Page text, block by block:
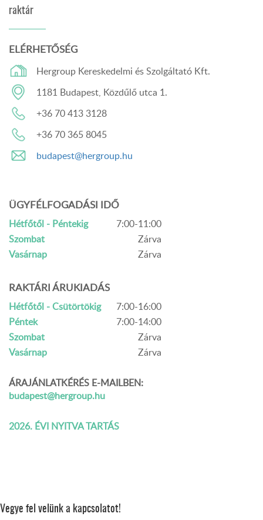
raktár
ELÉRHETŐSÉG
Hergroup Kereskedelmi és Szolgáltató Kft.
1181 Budapest, Közdűlő utca 1.
+36 70 413 3128
+36 70 365 8045
budapest@hergroup.hu
ÜGYFÉLFOGADÁSI IDŐ
Hétfőtől - Péntekig
7:00-11:00
Szombat
Zárva
Vasárnap
Zárva
RAKTÁRI ÁRUKIADÁS
Hétfőtől - Csütörtökig
7:00-16:00
Péntek
7:00-14:00
Szombat
Zárva
Vasárnap
Zárva
ÁRAJÁNLATKÉRÉS E-MAILBEN:
budapest@hergroup.hu
2026. ÉVI NYITVA TARTÁS
Vegye fel velünk a kapcsolatot!